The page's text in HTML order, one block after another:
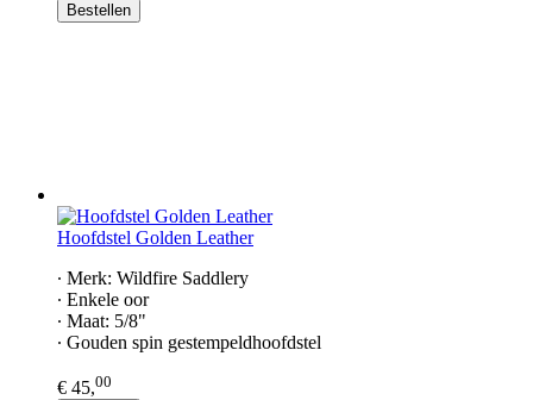
Bestellen
Hoofdstel Golden Leather
∙ Merk: Wildfire Saddlery
∙ Enkele oor
∙ Maat: 5/8"
∙ Gouden spin gestempeldhoofdstel
€ 45,00